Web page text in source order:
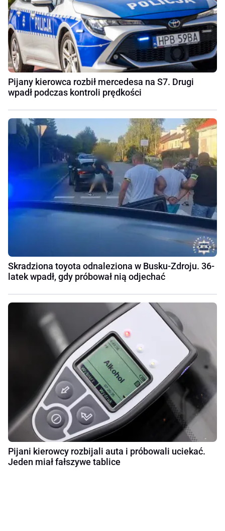
Pijany kierowca rozbił mercedesa na S7. Drugi
wpadł podczas kontroli prędkości
Skradziona toyota odnaleziona w Busku-Zdroju. 36-
latek wpadł, gdy próbował nią odjechać
Pijani kierowcy rozbijali auta i próbowali uciekać.
Jeden miał fałszywe tablice